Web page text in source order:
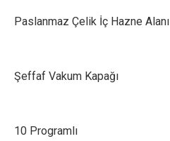
Paslanmaz Çelik İç Hazne Alanı
Şeffaf Vakum Kapağı
10 Programlı